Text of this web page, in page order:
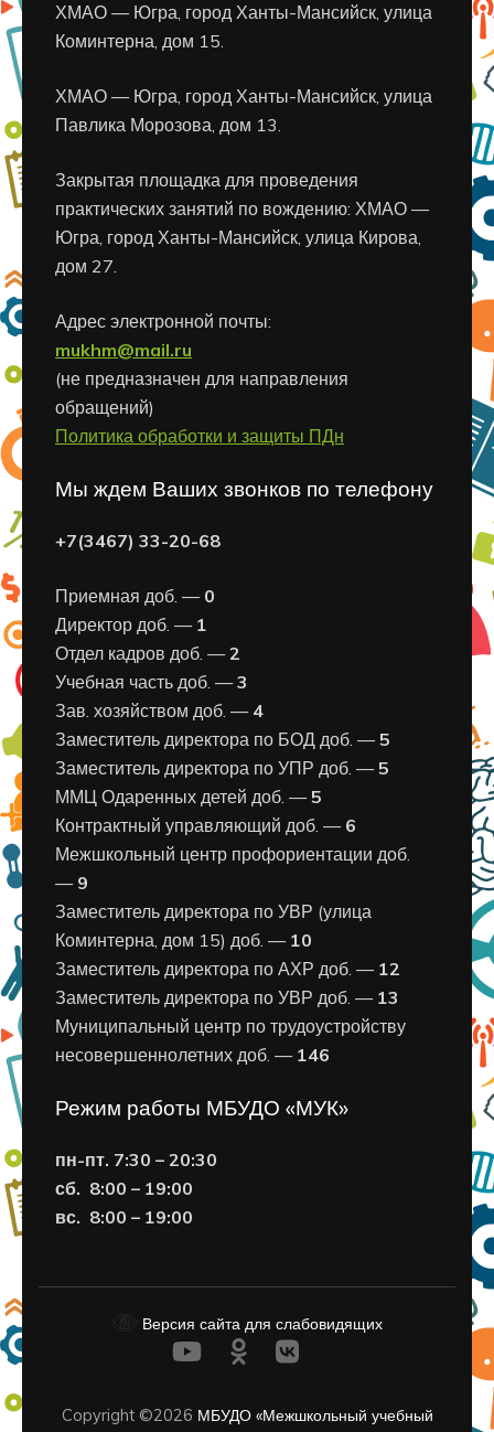
ХМАО — Югра, город Ханты-Мансийск, улица
Коминтерна, дом 15.
ХМАО — Югра, город Ханты-Мансийск, улица
Павлика Морозова, дом 13.
Закрытая площадка для проведения
практических занятий по вождению: ХМАО —
Югра, город Ханты-Мансийск, улица Кирова,
дом 27.
Адрес электронной почты:
mukhm@mail.ru
(не предназначен для направления
обращений)
Политика обработки и защиты ПДн
Мы ждем Ваших звонков по телефону
+7(3467) 33-20-68
Приемная доб. — 0
Директор доб. — 1
Отдел кадров доб. —2
Учебная часть доб. —3
Зав. хозяйством доб. — 4
Заместитель директора по БОД доб. —5
Заместитель директора по УПР доб. —5
ММЦ Одаренных детей доб. —5
Контрактный управляющий доб. — 6
Межшкольный центр профориентации доб.
— 9
Заместитель директора по УВР (улица
Коминтерна, дом 15) доб. — 10
Заместитель директора по АХР доб. — 12
Заместитель директора по УВР доб. — 13
Муниципальный центр по трудоустройству
несовершеннолетних доб. — 146
Режим работы МБУДО «МУК»
пн-пт. 7:30 – 20:30
сб. 8:00 – 19:00
вс. 8:00 – 19:00
Версия сайта для слабовидящих
Copyright ©2026 МБУДО «Межшкольный учебный